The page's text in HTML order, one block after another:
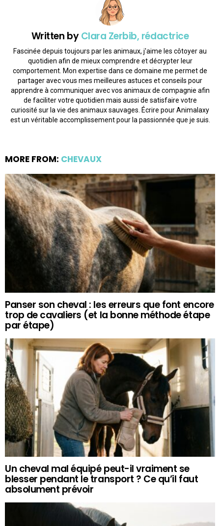
Written byClara Zerbib, rédactrice
Fascinée depuis toujours par les animaux, j'aime les côtoyer au
quotidien afin de mieux comprendre et décrypter leur
comportement. Mon expertise dans ce domaine me permet de
partager avec vous mes meilleures astuces et conseils pour
apprendre à communiquer avec vos animaux de compagnie afin
de faciliter votre quotidien mais aussi de satisfaire votre
curiosité sur la vie des animaux sauvages. Écrire pour Animalaxy
est un véritable accomplissement pour la passionnée que je suis.
MORE FROM: CHEVAUX
Panser son cheval : les erreurs que font encore
trop de cavaliers (et la bonne méthode étape
par étape)
Un cheval mal équipé peut-il vraiment se
blesser pendant le transport ? Ce qu’il faut
absolument prévoir